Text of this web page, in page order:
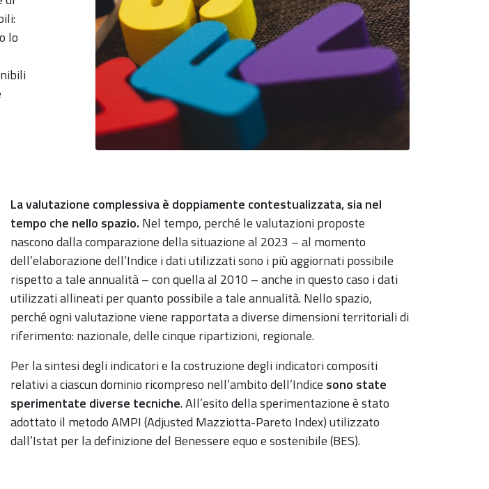
lo
La valutazione complessiva è doppiamente contestualizzata, sia nel
tempo che nello spazio. Nel tempo, perché le valutazioni proposte
nascono dalla comparazione della situazione al 2023 – al momento
dell’elaborazione dell’Indice i dati utilizzati sono i più aggiornati possibile
rispetto a tale annualità – con quella al 2010 – anche in questo caso i dati
utilizzati allineati per quanto possibile a tale annualità. Nello spazio,
perché ogni valutazione viene rapportata a diverse dimensioni territoriali di
riferimento: nazionale, delle cinque ripartizioni, regionale.
Per la sintesi degli indicatori e la costruzione degli indicatori compositi
relativi a ciascun dominio ricompreso nell’ambito dell’Indice sono state
sperimentate diverse tecniche. All’esito della sperimentazione è stato
adottato il metodo AMPI (Adjusted Mazziotta-Pareto Index) utilizzato
dall’Istat per la definizione del Benessere equo e sostenibile (BES).